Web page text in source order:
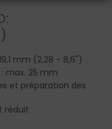
mm (2,28 - 8,6")
max. 25 mm
et préparation des
réduit